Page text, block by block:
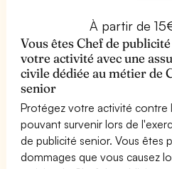
À partir de
Vous êtes Chef de
votre activité avec une
civile dédiée au métier de
senior
Protégez votre activité contre
pouvant survenir lors de
de publicité senior. Vous êtes
dommages que vous causez